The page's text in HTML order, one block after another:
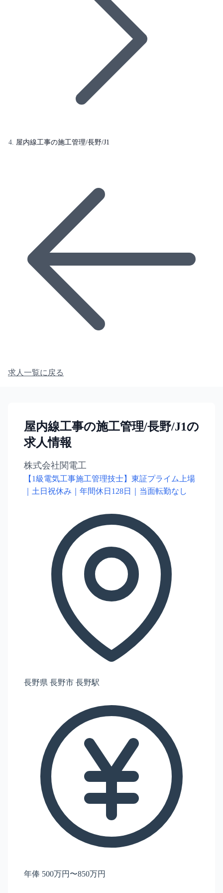
屋内線工事の施工管理/長野/J1
求人一覧に戻る
屋内線工事の施工管理/長野/J1の
求人情報
株式会社関電工
【1級電気工事施工管理技士】東証プライム上場
｜土日祝休み｜年間休日128日｜当面転勤なし
長野県 長野市 長野駅
年俸 500万円〜850万円